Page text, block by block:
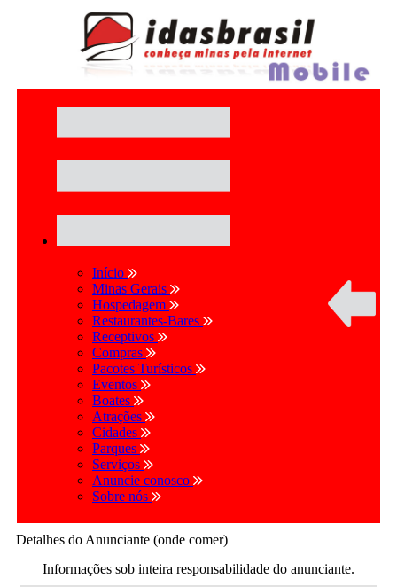
Início
Minas Gerais
Hospedagem
Restaurantes-Bares
Receptivos
Compras
Pacotes Turísticos
Eventos
Boates
Atrações
Cidades
Parques
Serviços
Anuncie conosco
Sobre nós
Detalhes do Anunciante (onde comer)
Informações sob inteira responsabilidade do anunciante.